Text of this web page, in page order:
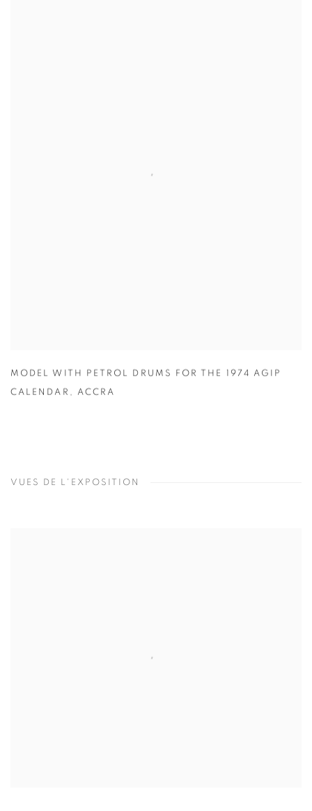
MODEL WITH PETROL DRUMS FOR THE 1974 AGIP
CALENDAR , ACCRA
VUES DE L'EXPOSITION